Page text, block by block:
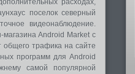
расходах,
поселок северный
видеонаблюдение.
Android Market с
трафика на сайте
программ для Android
самой популярной